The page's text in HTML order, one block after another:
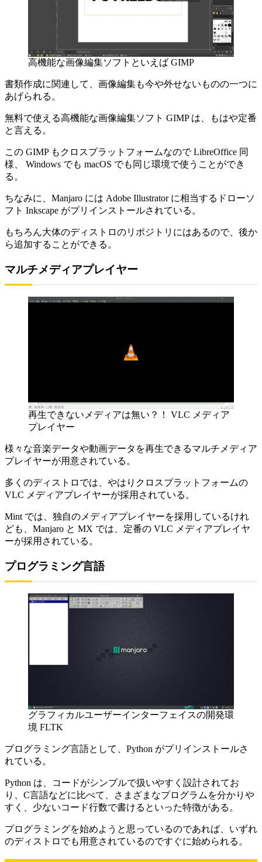
高機能な画像編集ソフトといえば GIMP
書類作成に関連して、画像編集も今や外せないものの一つに
あげられる。
無料で使える高機能な画像編集ソフト GIMP は、もはや定番
と言える。
この GIMP もクロスプラットフォームなので LibreOffice 同
様、 Windows でも macOS でも同じ環境で使うことができ
る。
ちなみに、Manjaro には Adobe Illustrator に相当するドローソ
フト Inkscape がプリインストールされている。
もちろん大体のディストロのリポジトリにはあるので、後か
ら追加することができる。
マルチメディアプレイヤー
再生できないメディアは無い？！ VLC メディア
プレイヤー
様々な音楽データや動画データを再生できるマルチメディア
プレイヤーが用意されている。
多くのディストロでは、やはりクロスプラットフォームの
VLC メディアプレイヤーが採用されている。
Mint では、独自のメディアプレイヤーを採用しているけれ
ども、Manjaro と MX では、定番の VLC メディアプレイヤ
ーが採用されている。
プログラミング言語
グラフィカルユーザーインターフェイスの開発環
境 FLTK
プログラミング言語として、Python がプリインストールさ
れている。
Python は、コードがシンプルで扱いやすく設計されてお
り、C言語などに比べて、さまざまなプログラムを分かりや
すく、少ないコード行数で書けるといった特徴がある。
プログラミングを始めようと思っているのであれば、いずれ
のディストロでも用意されているのですぐに始められる。